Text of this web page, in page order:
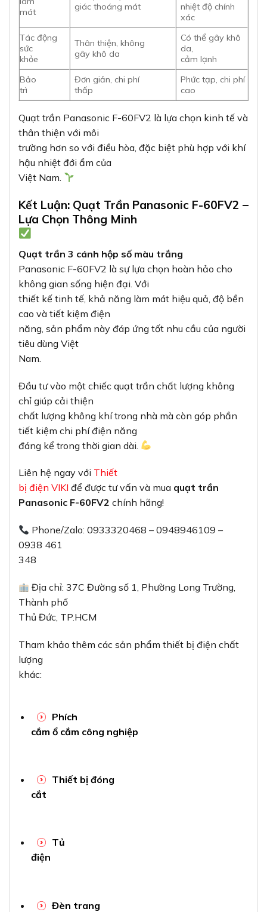
mát
giác thoáng mát
nhiệt độ chính
xác
Tác động
sức
khỏe
Thân thiện, không
gây khô da
Có thể gây khô
da,
cảm lạnh
Bảo
trì
Đơn giản, chi phí
thấp
Phức tạp, chi phí
cao
Quạt trần Panasonic F-60FV2 là lựa chọn kinh tế và
thân thiện với môi
trường hơn so với điều hòa, đặc biệt phù hợp với khí
hậu nhiệt đới ẩm của
Việt Nam.
Kết Luận: Quạt Trần Panasonic F-60FV2 –
Lựa Chọn Thông Minh
Quạt trần 3 cánh hộp số màu trắng
Panasonic F-60FV2 là sự lựa chọn hoàn hảo cho
không gian sống hiện đại. Với
thiết kế tinh tế, khả năng làm mát hiệu quả, độ bền
cao và tiết kiệm điện
năng, sản phẩm này đáp ứng tốt nhu cầu của người
tiêu dùng Việt
Nam.
Đầu tư vào một chiếc quạt trần chất lượng không
chỉ giúp cải thiện
chất lượng không khí trong nhà mà còn góp phần
tiết kiệm chi phí điện năng
đáng kể trong thời gian dài.
Liên hệ ngay với Thiết
bị điện VIKI để được tư vấn và mua quạt trần
Panasonic F-60FV2 chính hãng!
Phone/Zalo: 0933320468 – 0948946109 –
0938 461
348
Địa chỉ: 37C Đường số 1, Phường Long Trường,
Thành phố
Thủ Đức, TP.HCM
Tham khảo thêm các sản phẩm thiết bị điện chất
lượng
khác:
Phích
cắm ổ cắm công nghiệp
Thiết bị đóng
cắt
Tủ
điện
Đèn trang